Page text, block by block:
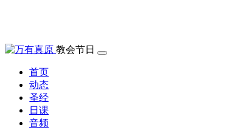
教会节日
首页
动态
圣经
日课
音频